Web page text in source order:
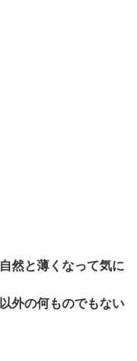
然と薄くなって気に
外の何ものでもない